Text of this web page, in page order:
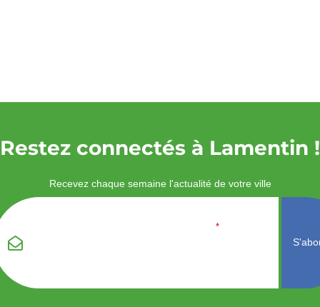
Restez connectés à Lamentin !
Recevez chaque semaine l'actualité de votre ville
*